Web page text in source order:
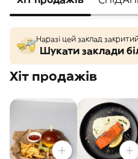
Наразі цей заклад
Шукати заклади
Хіт продажів